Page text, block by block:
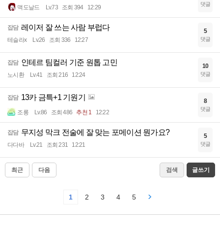
맥도날드 Lv.73 조회 394 12:29 댓글
잡담 레이저 잘 쓰는 사람 부럽다
테슬라x Lv.26 조회 336 12:27
5
댓글
잡담 인테르 팀컬러 기준 원톱 고민
노시환 Lv.41 조회 216 12:24
10
댓글
잡담 13카 금특+1 기원기
조롱 Lv.86 조회 486 추천 1 12:22
8
댓글
잡담 무지성 막크 전술에 잘 맞는 포메이션 뭔가요?
다다바 Lv.21 조회 231 12:21
5
댓글
최근 다음 검색 글쓰기
1 2 3 4 5